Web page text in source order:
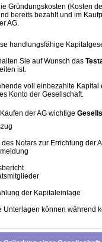
Gründungskosten (Kosten
bereits bezahlt und im
AG.
handlungsfähige
Sie auf Wunsch das
ist.
voll einbezahlte
Konto der Gesellschaft.
der AG wichtige
Notars zur Errichtung der
der Kapitaleinlage
Unterlagen können während